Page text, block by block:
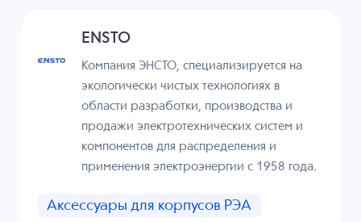
ENSTO
Компания ЭНСТО, специализируется на
экологически чистых технологиях в
области разработки, производства и
продажи электротехнических систем и
компонентов для распределения и
применения электроэнергии с 1958 года.
Аксессуары для корпусов РЭА